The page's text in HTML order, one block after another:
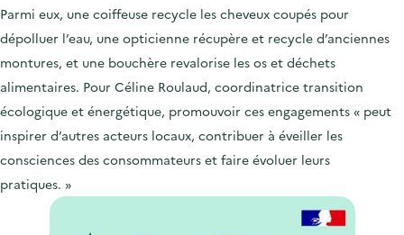
Parmi eux, une coiffeuse recycle les cheveux coupés pour
dépolluer l’eau, une opticienne récupère et recycle d’anciennes
montures, et une bouchère revalorise les os et déchets
alimentaires. Pour Céline Roulaud, coordinatrice transition
écologique et énergétique, promouvoir ces engagements « peut
inspirer d’autres acteurs locaux, contribuer à éveiller les
consciences des consommateurs et faire évoluer leurs
pratiques. »